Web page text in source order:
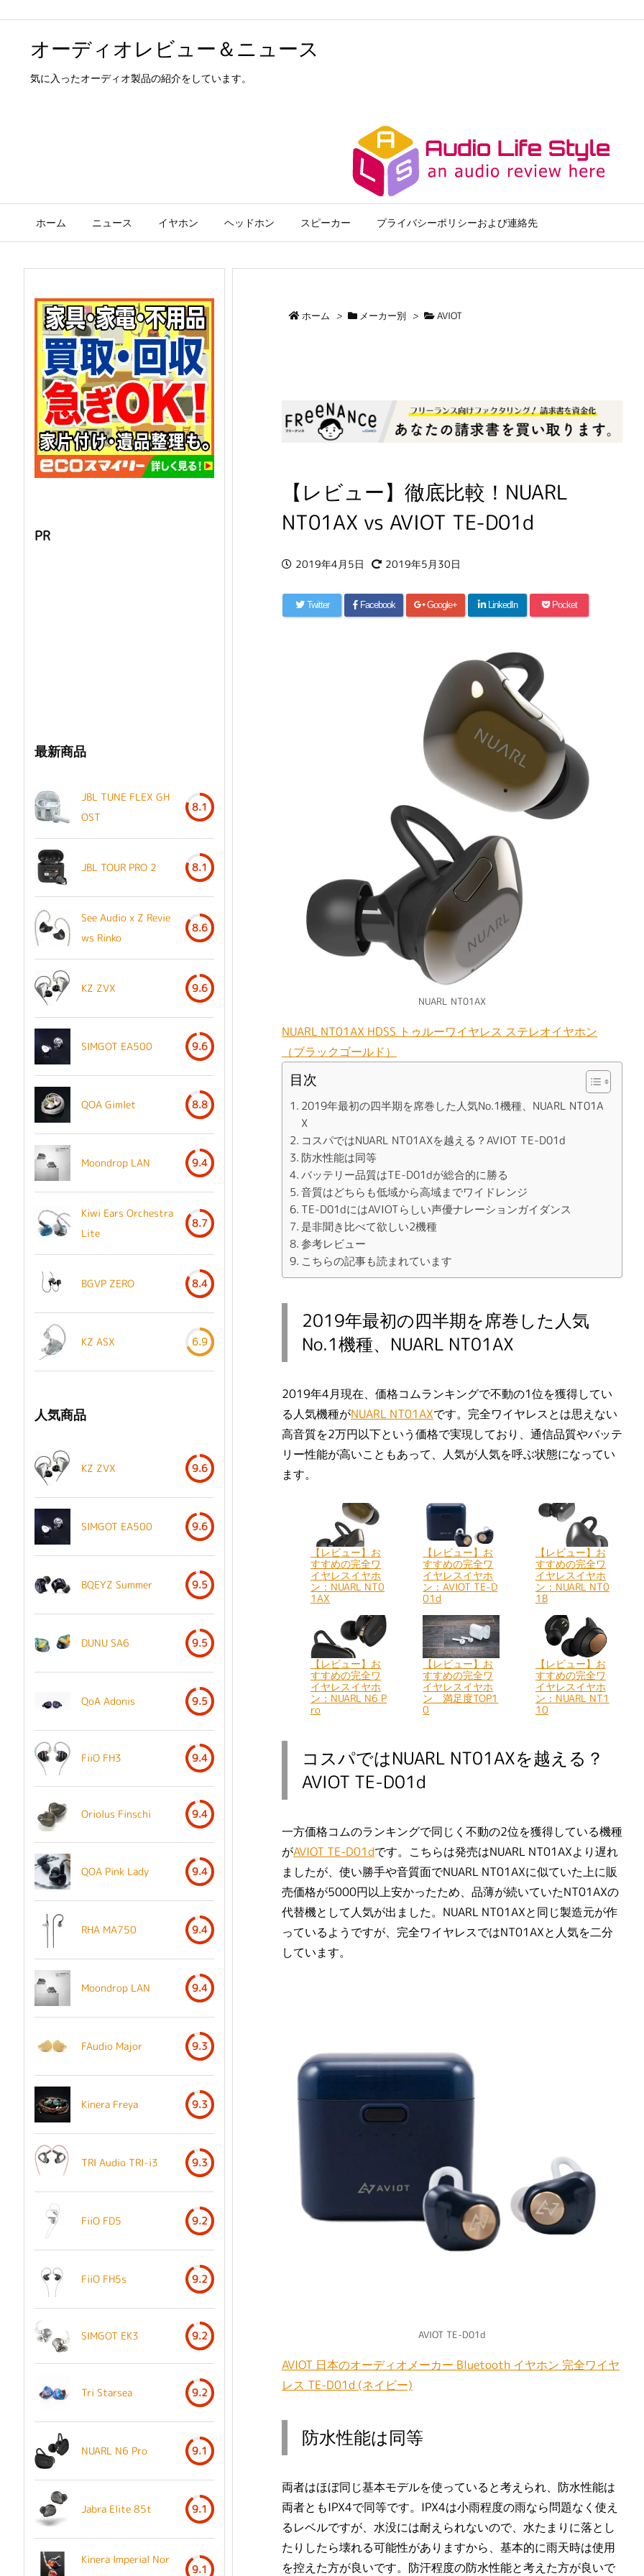
オーディオレビュー＆ニュース
気に入ったオーディオ製品の紹介をしています。
ホーム ニュース イヤホン ヘッドホン スピーカー プライバシーポリシーおよび連絡先
ホーム > メーカー別 > AVIOT
【レビュー】徹底比較！NUARL
NT01AX vs AVIOT TE-D01d
2019年4月5日 2019年5月30日
Twitter Facebook Google+ LinkedIn Pocket
NUARL NT01AX
NUARL NT01AX HDSS トゥルーワイヤレス ステレオイヤホン
（ブラックゴールド）
目次
2019年最初の四半期を席巻した人気No.1機種、NUARL NT01A
X
コスパではNUARL NT01AXを越える？AVIOT TE-D01d
防水性能は同等
バッテリー品質はTE-D01dが総合的に勝る
音質はどちらも低域から高域までワイドレンジ
TE-D01dにはAVIOTらしい声優ナレーションガイダンス
是非聞き比べて欲しい2機種
参考レビュー
こちらの記事も読まれています
2019年最初の四半期を席巻した人気
No.1機種、NUARL NT01AX
2019年4月現在、価格コムランキングで不動の1位を獲得してい
る人気機種がNUARL NT01AXです。完全ワイヤレスとは思えない
高音質を2万円以下という価格で実現しており、通信品質やバッテ
リー性能が高いこともあって、人気が人気を呼ぶ状態になってい
ます。
【レビュー】お
すすめの完全ワ
イヤレスイヤホ
ン：NUARL NT0
1AX
【レビュー】お
すすめの完全ワ
イヤレスイヤホ
ン：AVIOT TE-D
01d
【レビュー】お
すすめの完全ワ
イヤレスイヤホ
ン：NUARL NT0
1B
【レビュー】お
すすめの完全ワ
イヤレスイヤホ
ン：NUARL N6 P
ro
【レビュー】お
すすめの完全ワ
イヤレスイヤホ
ン 満足度TOP1
0
【レビュー】お
すすめの完全ワ
イヤレスイヤホ
ン：NUARL NT1
10
コスパではNUARL NT01AXを越える？
AVIOT TE-D01d
一方価格コムのランキングで同じく不動の2位を獲得している機種
がAVIOT TE-D01dです。こちらは発売はNUARL NT01AXより遅れ
ましたが、使い勝手や音質面でNUARL NT01AXに似ていた上に販
売価格が5000円以上安かったため、品薄が続いていたNT01AXの
代替機として人気が出ました。NUARL NT01AXと同じ製造元が作
っているようですが、完全ワイヤレスではNT01AXと人気を二分
しています。
AVIOT TE-D01d
AVIOT 日本のオーディオメーカー Bluetooth イヤホン 完全ワイヤ
レス TE-D01d (ネイビー)
防水性能は同等
両者はほぼ同じ基本モデルを使っていると考えられ、防水性能は
両者ともIPX4で同等です。IPX4は小雨程度の雨なら問題なく使え
るレベルですが、水没には耐えられないので、水たまりに落とし
たりしたら壊れる可能性がありますから、基本的に雨天時は使用
を控えた方が良いです。防汗程度の防水性能と考えた方が良いで
PR
最新商品
JBL TUNE FLEX GH
OST
8.1
JBL TOUR PRO 2 8.1
See Audio x Z Revie
ws Rinko
8.6
KZ ZVX 9.6
SIMGOT EA500 9.6
QOA Gimlet 8.8
Moondrop LAN 9.4
Kiwi Ears Orchestra
Lite
8.7
BGVP ZERO 8.4
KZ ASX 6.9
人気商品
KZ ZVX 9.6
SIMGOT EA500 9.6
BQEYZ Summer 9.5
DUNU SA6 9.5
QoA Adonis 9.5
FiiO FH3 9.4
Oriolus Finschi 9.4
QOA Pink Lady 9.4
RHA MA750 9.4
Moondrop LAN 9.4
FAudio Major 9.3
Kinera Freya 9.3
TRI Audio TRI-i3 9.3
FiiO FD5 9.2
FiiO FH5s 9.2
SIMGOT EK3 9.2
Tri Starsea 9.2
NUARL N6 Pro 9.1
Jabra Elite 85t 9.1
Kinera Imperial Nor
9.1